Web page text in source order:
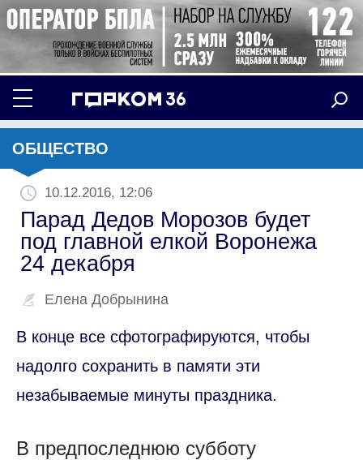
ОБЩЕСТВО
10.12.2016, 12:06
Парад Дедов Морозов будет
под главной елкой Воронежа
24 декабря
Елена Добрынина
В конце все сфотографируются, чтобы
надолго сохранить в памяти эти
незабываемые минуты праздника.
В предпоследнюю субботу